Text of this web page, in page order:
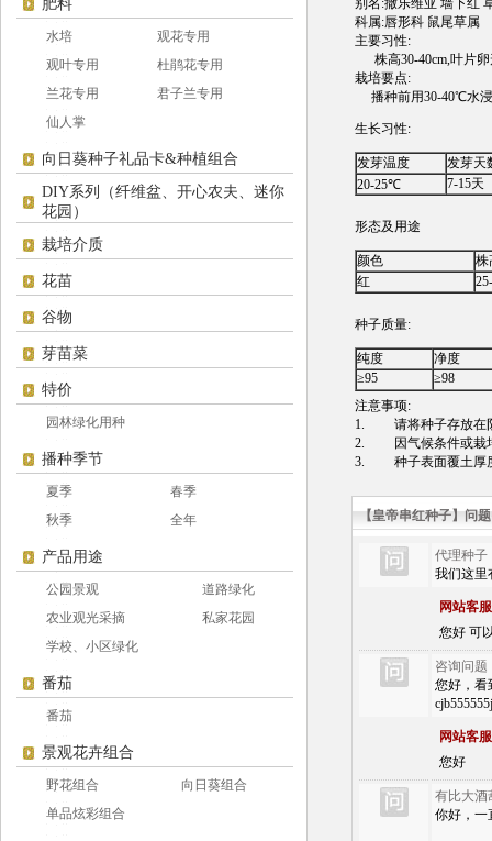
肥料
水培
观花专用
观叶专用
杜鹃花专用
兰花专用
君子兰专用
仙人掌
向日葵种子礼品卡&种植组合
DIY系列（纤维盆、开心农夫、迷你
花园）
栽培介质
花苗
谷物
芽苗菜
特价
园林绿化用种
播种季节
夏季
春季
秋季
全年
产品用途
公园景观
道路绿化
农业观光采摘
私家花园
学校、小区绿化
番茄
番茄
景观花卉组合
野花组合
向日葵组合
单品炫彩组合
别名:撒乐维亚 墙下红
科属:唇形科 鼠尾草属
主要习性:
株高30-40cm,叶片卵
栽培要点:
播种前用30-40℃水浸
生长习性:
发芽温度
发芽天
20-25℃
7-15天
形态及用途
颜色
株
红
种子质量:
纯度
净度
≥95
≥98
注意事项:
1. 请将种子存放在
2. 因气候条件或栽培
3. 种子表面覆土厚度
【皇帝串红种子】问
代理种子
我们这里
网站客
您好 可
咨询问题
您好，看
网站客
您好
有比大酒
你好，一